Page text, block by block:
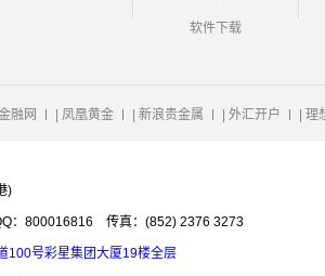
软件下载
融网 凤凰黄金 新浪贵金属 外汇开户 理
)
：800016816 传真：(852) 2376 3273
100号彩星集团大厦19楼全层